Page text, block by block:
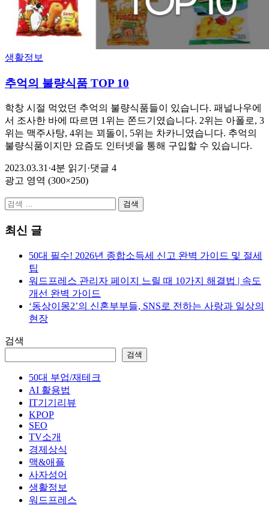
생활정보
추억의 불량식품 TOP 10
학창 시절 먹었던 추억의 불량식품들이 있습니다. 패널나우에
서 조사한 바에 따르면 1위는 쫀드기였습니다. 2위는 아폴로, 3
위는 맥주사탕, 4위는 꾀돌이, 5위는 차카니였습니다. 추억의
불량식품이지만 요즘도 인터넷을 통해 구입할 수 있습니다.
2023.03.31 ·4분 읽기 ·댓글 4
광고 영역 (300×250)
검
최신 글
50대 필수! 2026년 종합소득세 신고 완벽 가이드 및 절세
팁
워드프레스 관리자 페이지 느릴 때 10가지 해결법 | 속도
개선 완벽 가이드
‘동상이몽2’의 신혼부부들, SNS로 전하는 사랑과 일상의
현장
검색
검색
50대 부업/재테크
AI 활용법
IT기기리뷰
KPOP
SEO
TV소개
경제상식
맥&애플
사자성어
생활정보
워드프레스